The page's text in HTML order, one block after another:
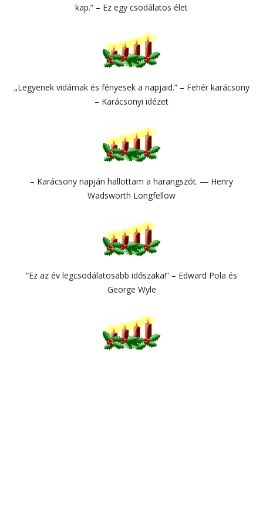
kap.” – Ez egy csodálatos élet
„Legyenek vidámak és fényesek a napjaid.” – Fehér karácsony
– Karácsonyi idézet
– Karácsony napján hallottam a harangszót. ― Henry
Wadsworth Longfellow
“Ez az év legcsodálatosabb időszaka!” – Edward Pola és
George Wyle